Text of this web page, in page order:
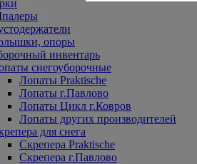
опоры
инвентарь
снегоуборочные
Лопаты Praktische
Лопаты г.Павлово
Лопаты Цикл г.Ковров
Лопаты других производителей
для снега
Скрепера Praktische
Скрепера г.Павлово